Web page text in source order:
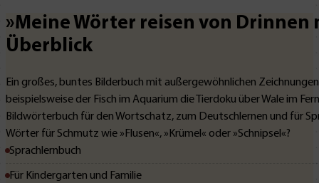
nach
Draußen
»Meine Wörter reisen von Drinnen
Überblick
Ein großes, buntes Bilderbuch mit außergewöhnlichen
beispielsweise der Fisch im Aquarium die Tierdoku über Wale im
Bildwörterbuch für den Wortschatz, zum Deutschlernen und für
Wörter für Schmutz wie »Flusen«, »Krümel« oder »Schnipsel«?
Sprachlernbuch
Für Kindergarten und Familie